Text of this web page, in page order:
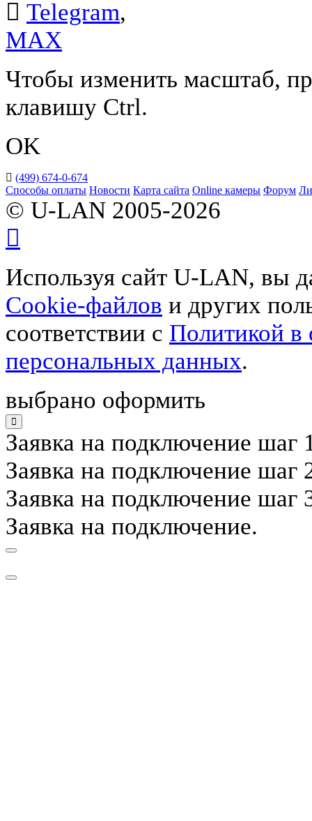
Telegram,
MAX
Чтобы изменить масштаб,
клавишу Ctrl.
OK
(499) 674-0-674
Способы оплаты Новости Карта сайта Online камеры Форум
© U-LAN 2005-2026
Используя сайт U-LAN, вы
Cookie-файлов и других
соответствии с Политикой в
персональных данных.
выбрано оформить
Заявка на подключение шаг
Заявка на подключение шаг
Заявка на подключение шаг
Заявка на подключение.